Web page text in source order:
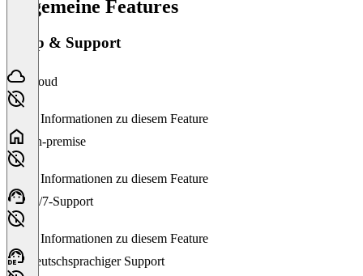
Allgemeine Features
Setup & Support
Cloud
Keine Informationen zu diesem Feature
On-premise
Keine Informationen zu diesem Feature
24/7-Support
Keine Informationen zu diesem Feature
Deutschsprachiger Support